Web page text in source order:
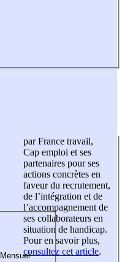
par France travail,
Cap emploi et ses
partenaires pour ses
actions concrètes en
faveur du recrutement,
de l’intégration et de
l’accompagnement de
ses collaborateurs en
situation de handicap.
Pour en savoir plus,
consultez cet article.